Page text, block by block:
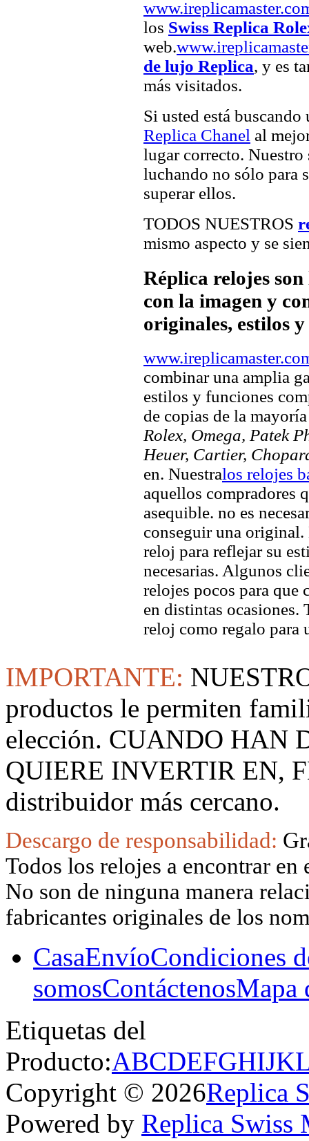
los Swiss Replica
web.
de lujo Replica, y es
más visitados.
Si usted está
Replica Chanel al
lugar correcto. Nuestro
luchando no sólo para
superar ellos.
TODOS NUESTROS
mismo aspecto y se
Réplica relojes
con la imagen y
originales, estilos
combinar una amplia
estilos y funciones
de copias de la
Rolex, Omega, Patek
Heuer, Cartier,
en. Nuestralos relojes
aquellos compradores
asequible. no es
conseguir una
reloj para reflejar su
necesarias. Algunos
relojes pocos para que
en distintas ocasiones.
reloj como regalo para
IMPORTANTE:
productos le permiten
elección. CUANDO HAN
QUIERE INVERTIR EN,
distribuidor más cercano.
Descargo de responsabilidad:
Todos los relojes a encontrar
No son de ninguna manera
fabricantes originales de los
CasaEnvíoCondiciones
somosContáctenosMapa
Etiquetas del
Producto:ABCDEFGHIJK
Copyright © 2026Replica
Powered by Replica Swiss